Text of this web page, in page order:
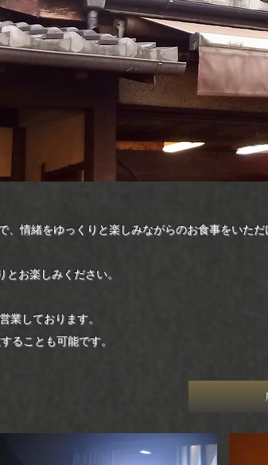
情緒をゆっくりと楽しみながらのお食事をいただ
お楽しみください。
業しております。
ることも可能です。